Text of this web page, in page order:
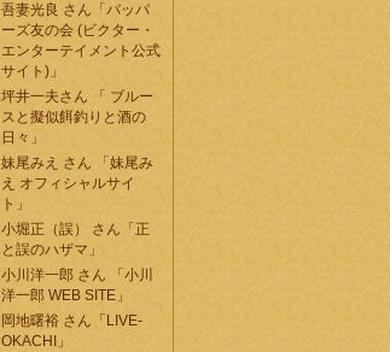
吾妻光良 さん「バッパ
ーズ友の会 (ビクター・
エンターテイメント公式
サイト)」
坪井一夫さん 「 ブルー
スと擬似餌釣りと酒の
日々」
妹尾みえ さん 「妹尾み
え オフィシャルサイ
ト」
小堀正（誤） さん「正
と誤のハザマ」
小川洋一郎 さん 「小川
洋一郎 WEB SITE」
岡地曙裕 さん「LIVE-
OKACHI」